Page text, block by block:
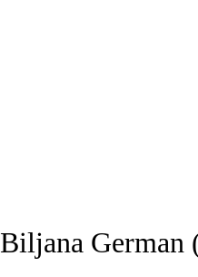
Biljana German